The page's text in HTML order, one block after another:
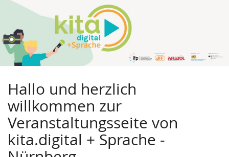
Hallo und herzlich
willkommen zur
Veranstaltungsseite von
kita.digital + Sprache -